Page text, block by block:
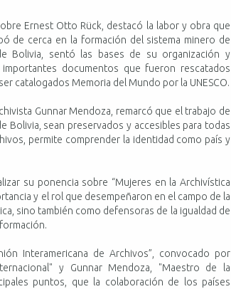
Ernest Otto Rück, destacó la labor y obra que
de cerca en la formación del sistema minero de
Bolivia, sentó las bases de su organización y
documentos que fueron rescatados
catalogados Memoria del Mundo por la UNESCO.
Gunnar Mendoza, remarcó que el trabajo de
sean preservados y accesibles para todas
permite comprender la identidad como país y
su ponencia sobre “Mujeres en la Archivística
y el rol que desempeñaron en el campo de la
sino también como defensoras de la igualdad de
Interamericana de Archivos”, convocado por
y Gunnar Mendoza, "Maestro de la
puntos, que la colaboración de los países